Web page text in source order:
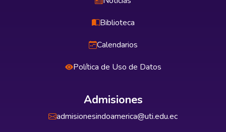
Biblioteca
Calendarios
Política de Uso de Datos
Admisiones
admisionesindoamerica@uti.edu.ec